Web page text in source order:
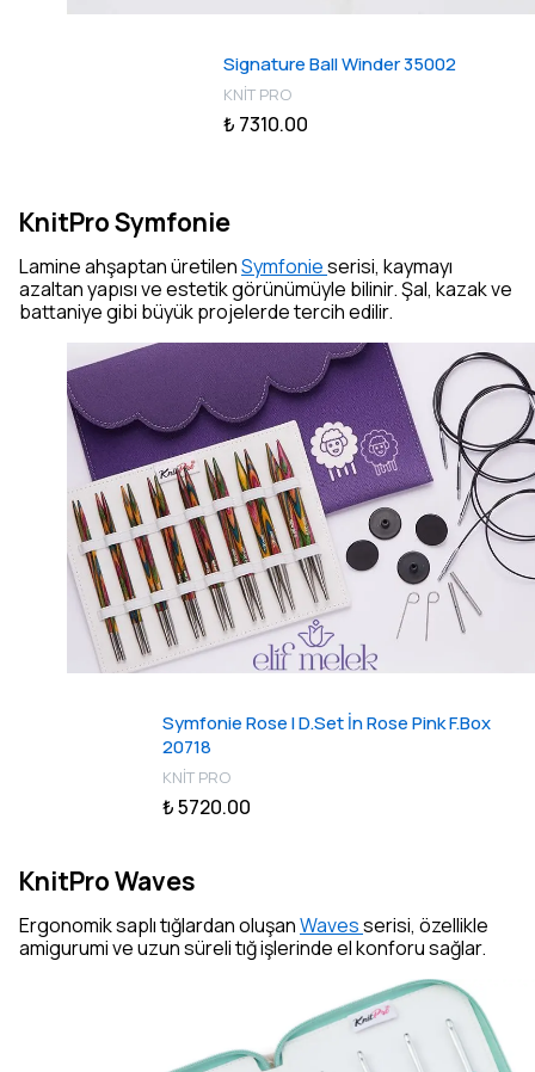
Signature Ball Winder 35002
KNİT PRO
₺ 7310.00
KnitPro Symfonie
Lamine ahşaptan üretilenSymfonieserisi, kaymayı
azaltan yapısı ve estetik görünümüyle bilinir. Şal, kazak ve
battaniye gibi büyük projelerde tercih edilir.
Symfonie Rose I D.Set İn Rose Pink F.Box
20718
KNİT PRO
₺ 5720.00
KnitPro Waves
Ergonomik saplı tığlardan oluşanWavesserisi, özellikle
amigurumi ve uzun süreli tığ işlerinde el konforu sağlar.